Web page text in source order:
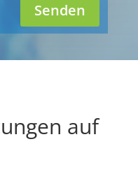
Senden
auf